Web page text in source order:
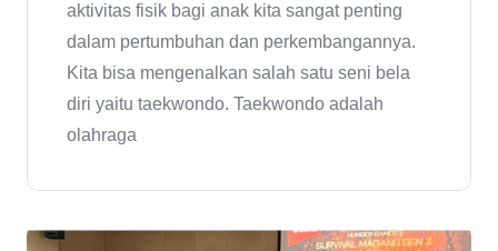
aktivitas fisik bagi anak kita sangat penting
dalam pertumbuhan dan perkembangannya.
Kita bisa mengenalkan salah satu seni bela
diri yaitu taekwondo. Taekwondo adalah
olahraga